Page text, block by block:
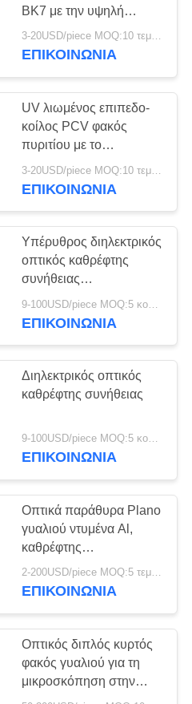
BK7 με την υψηλή
ομοιογένεια και τη
χαμηλή φυσαλίδα
3-20USD/piece MOQ:10 τεμάχια
ΕΠΙΚΟΙΝΩΝΊΑ
UV λιωμένος επιπεδο-
κοίλος PCV φακός
πυριτίου με το
προσαρμοσμένο
επίστρωμα
ΕΠΙΚΟΙΝΩΝΊΑ
Υπέρυθρος διηλεκτρικός
οπτικός καθρέφτης
συνήθειας
επιστρώματος για το
σύστημα ανάλυσης της
9-100USD/piece MOQ:5 κομμάτια
ΕΠΙΚΟΙΝΩΝΊΑ
Διηλεκτρικός οπτικός
καθρέφτης συνήθειας
9-100USD/piece MOQ:5 κομμάτια
ΕΠΙΚΟΙΝΩΝΊΑ
Οπτικά παράθυρα Plano
γυαλιού ντυμένα Al,
καθρέφτης
επιστρώματος αργιλίου
2-200USD/piece MOQ:5 τεμάχια
ΕΠΙΚΟΙΝΩΝΊΑ
Οπτικός διπλός κυρτός
φακός γυαλιού για τη
μικροσκόπηση στην
επεξεργασία λέιζερ